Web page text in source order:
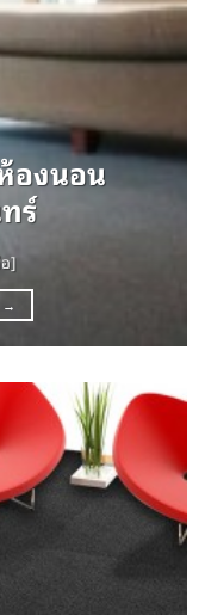
องนอน
ร์
]
→